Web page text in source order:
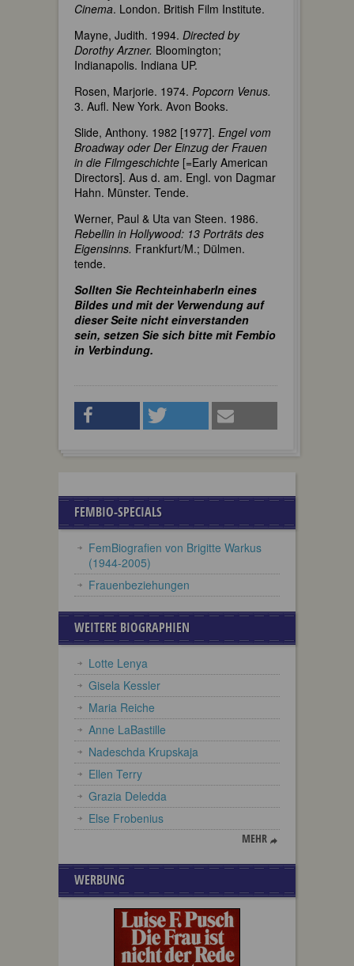
Cinema. London. British Film Institute.
Mayne, Judith. 1994. Directed by
Dorothy Arzner. Bloomington;
Indianapolis. Indiana UP.
Rosen, Marjorie. 1974. Popcorn Venus.
3. Aufl. New York. Avon Books.
Slide, Anthony. 1982 [1977]. Engel vom
Broadway oder Der Einzug der Frauen
in die Filmgeschichte [=Early American
Directors]. Aus d. am. Engl. von Dagmar
Hahn. Münster. Tende.
Werner, Paul & Uta van Steen. 1986.
Rebellin in Hollywood: 13 Porträts des
Eigensinns. Frankfurt/M.; Dülmen.
tende.
Sollten Sie RechteinhaberIn eines
Bildes und mit der Verwendung auf
dieser Seite nicht einverstanden
sein, setzen Sie sich bitte mit Fembio
in Verbindung.
FEMBIO-SPECIALS
FemBiografien von Brigitte Warkus
(1944-2005)
Frauenbeziehungen
WEITERE BIOGRAPHIEN
Lotte Lenya
Gisela Kessler
Maria Reiche
Anne LaBastille
Nadeschda Krupskaja
Ellen Terry
Grazia Deledda
Else Frobenius
MEHR
WERBUNG